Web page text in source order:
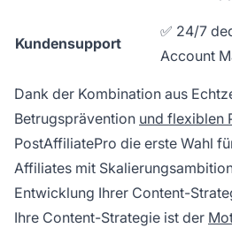
Kundensupport
✅ 24/7
Account
Dank der Kombination aus
Betrugsprävention und flexiblen
PostAffiliatePro die erste Wahl
Affiliates mit
Entwicklung Ihrer Content-
Ihre Content-Strategie ist der